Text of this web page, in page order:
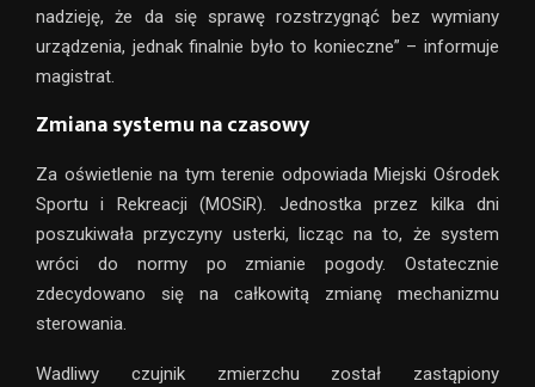
nadzieję, że da się sprawę rozstrzygnąć bez wymiany
urządzenia, jednak finalnie było to konieczne” – informuje
magistrat.
Zmiana systemu na czasowy
Za oświetlenie na tym terenie odpowiada Miejski Ośrodek
Sportu i Rekreacji (MOSiR). Jednostka przez kilka dni
poszukiwała przyczyny usterki, licząc na to, że system
wróci do normy po zmianie pogody. Ostatecznie
zdecydowano się na całkowitą zmianę mechanizmu
sterowania.
Wadliwy czujnik zmierzchu został zastąpiony